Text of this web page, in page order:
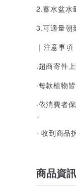
2.蓄水盆水
3.可適量朝
｜注意事項
.超商寄件
·每款植物
·依消費者
」
· 收到商品
商品資訊